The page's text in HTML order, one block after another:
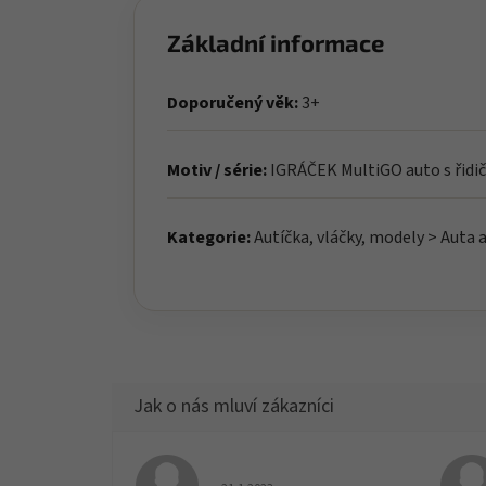
Základní informace
Doporučený věk:3+
Motiv / série: IGRÁČEK MultiGO auto s
Kategorie:Autíčka, vláčky, modely > Auta